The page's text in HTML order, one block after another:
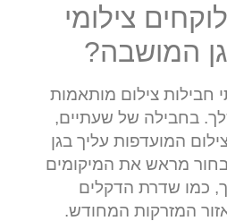
צילומי
המושבה?
חבילות צילום מותאמות
בחבילה של שעתיים,
המועדפות עליך בגן
מראש את המיקומים
כמו שדרת הדקלים
המזרקות המחודש.